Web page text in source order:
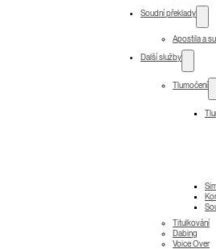
Soudní překlady
Apostila a
Další služby
Tlumočení
Titulkování
Dabing
Voice Over